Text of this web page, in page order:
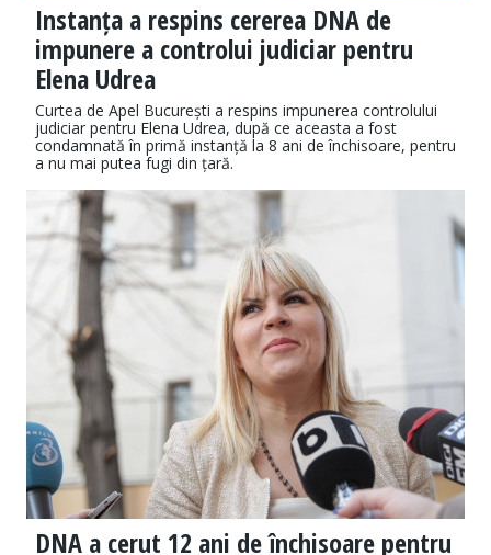
Instanța a respins cererea DNA de
impunere a controlui judiciar pentru
Elena Udrea
Curtea de Apel București a respins impunerea controlului
judiciar pentru Elena Udrea, după ce aceasta a fost
condamnată în primă instanță la 8 ani de închisoare, pentru
a nu mai putea fugi din țară.
DNA a cerut 12 ani de închisoare pentru